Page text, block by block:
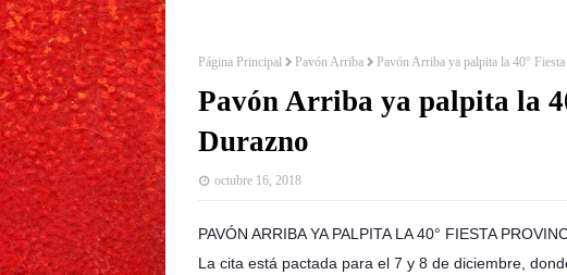
Página Principal Pavón Arriba Pavón Arriba ya palpita la 40°
Pavón Arriba ya palpita la
Durazno
octubre 16, 2018
PAVÓN ARRIBA YA PALPITA LA 40° FIESTA
La cita está pactada para el 7 y 8 de diciembre,